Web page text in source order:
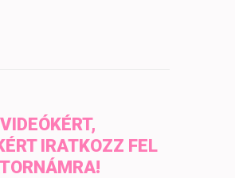
IRATKOZZ FEL